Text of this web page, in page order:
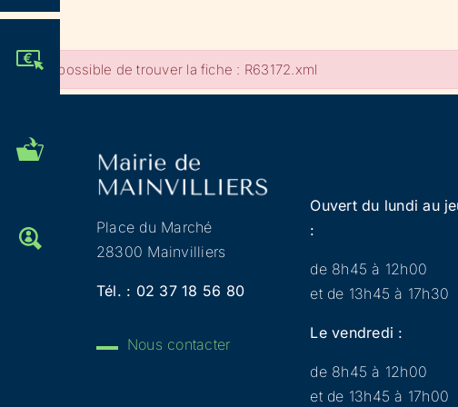
ADMINISTRATIVES
OFFRES D'EMPLOI
Impossible de trouver la fiche : R63172.xml
Place du Marché
28300 Mainvilliers
Tél. : 02 37 18 56 80
Nous contacter
Ouvert du lundi au
:
de 8h45 à 12h00
et de 13h45 à 17h30
Le vendredi :
de 8h45 à 12h00
et de 13h45 à 17h00